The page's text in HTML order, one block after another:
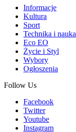
Informacje
Kultura
Sport
Technika i nauka
Eco EO
Życie i Styl
Wybory
Ogłoszenia
Follow Us
Facebook
Twitter
Youtube
Instagram